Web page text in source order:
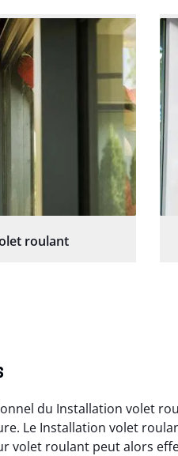
roulant
du Installation volet
Le Installation volet
volet roulant peut alors